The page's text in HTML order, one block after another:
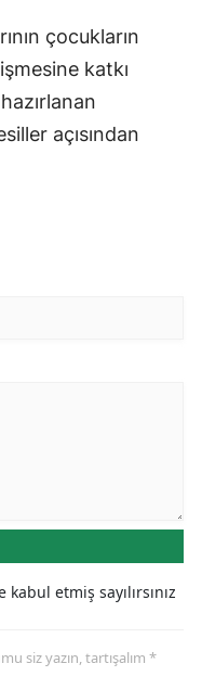
çocukların
katkı
açısından
kabul etmiş sayılırsınız
siz yazın, tartışalım *